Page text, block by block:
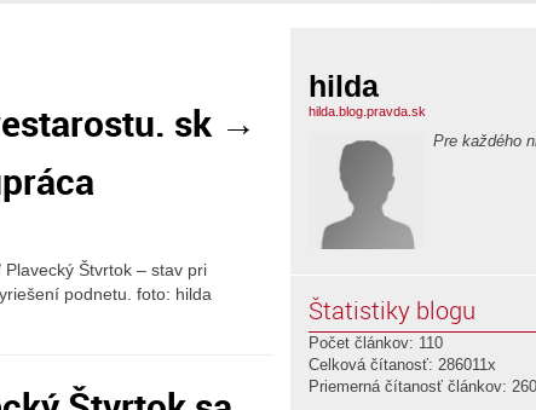
sk →
Štvrtok – stav pri
podnetu. foto: hilda
hilda
hilda.blog.pravda.sk
Pre každého
Štatistiky blogu
Počet článkov: 110
Celková čítanosť: 286011x
Priemerná čítanosť článkov: